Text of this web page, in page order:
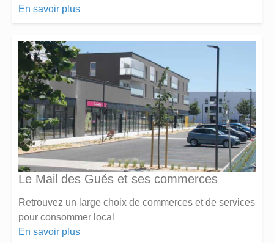
En savoir plus
Le Mail des Gués et ses commerces
Retrouvez un large choix de commerces et de services
pour consommer local
En savoir plus